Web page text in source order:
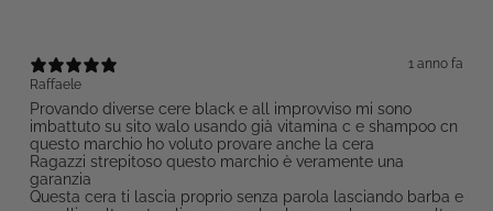
1 anno fa
Raffaele
Provando diverse cere black e all improvviso mi sono
imbattuto su sito walo usando già vitamina c e shampoo cn
questo marchio ho voluto provare anche la cera
Ragazzi strepitoso questo marchio è veramente una
garanzia
Questa cera ti lascia proprio senza parola lasciando barba e